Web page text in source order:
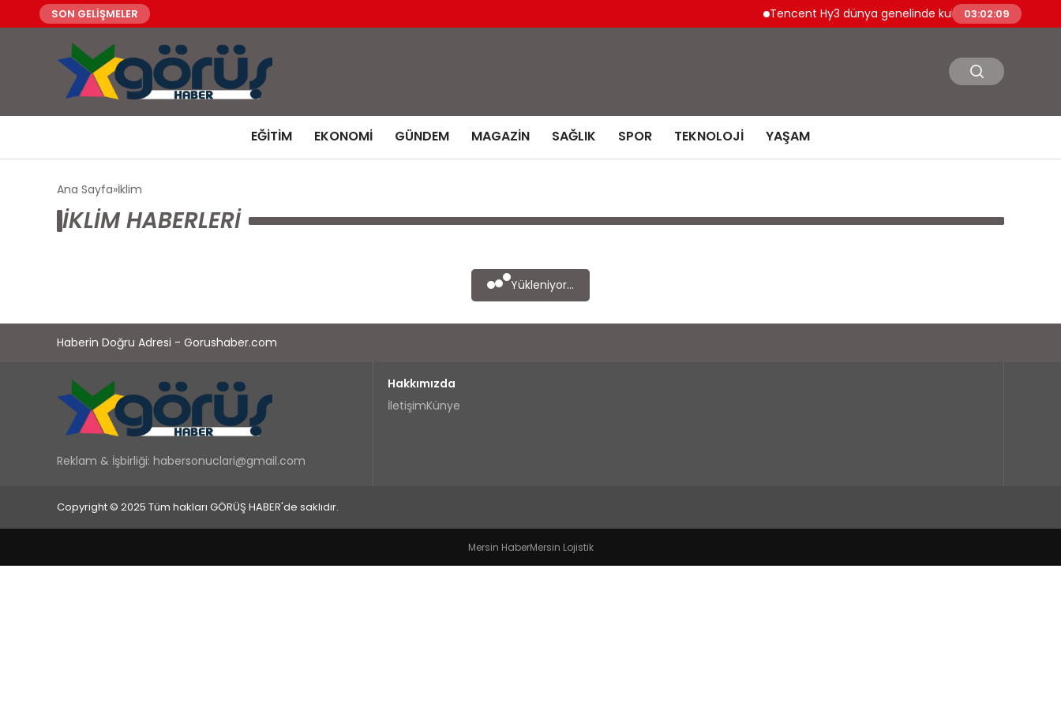
SON GELİŞMELER Tencent Hy3 dünya genelinde kullanıma sunuldu
03:02:09
EĞITIM EKONOMI GÜNDEM MAGAZIN SAĞLIK SPOR TEKNOLOJI YAŞAM
Ana Sayfa İklim
İKLIM HABERLERI
Yükleniyor...
Haberin Doğru Adresi - Gorushaber.com
Reklam & İşbirliği: habersonuclari@gmail.com
Hakkımızda
İletişimKünye
Copyright © 2025 Tüm hakları GÖRÜŞ HABER'de saklıdır.
Mersin HaberMersin Lojistik